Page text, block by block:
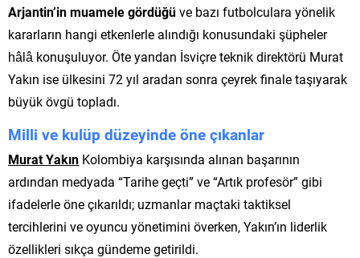
Arjantin’in muamele gördüğüve bazı futbolculara yönelik
kararların hangi etkenlerle alındığı konusundaki şüpheler
hâlâ konuşuluyor. Öte yandan İsviçre teknik direktörü Murat
Yakın ise ülkesini 72 yıl aradan sonra çeyrek finale taşıyarak
büyük övgü topladı.
Milli ve kulüp düzeyinde öne çıkanlar
Murat Yakın Kolombiya karşısında alınan başarının
ardından medyada “Tarihe geçti” ve “Artık profesör” gibi
ifadelerle öne çıkarıldı; uzmanlar maçtaki taktiksel
tercihlerini ve oyuncu yönetimini överken, Yakın’ın liderlik
özellikleri sıkça gündeme getirildi.